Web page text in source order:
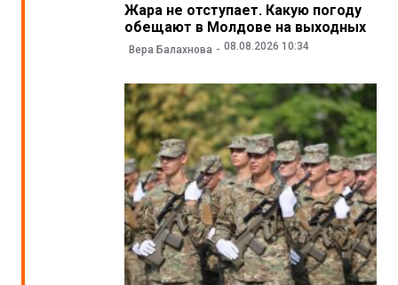
Жара не отступает. Какую погоду
обещают в Молдове на выходных
Вера Балахнова 08.08.2026 10:34